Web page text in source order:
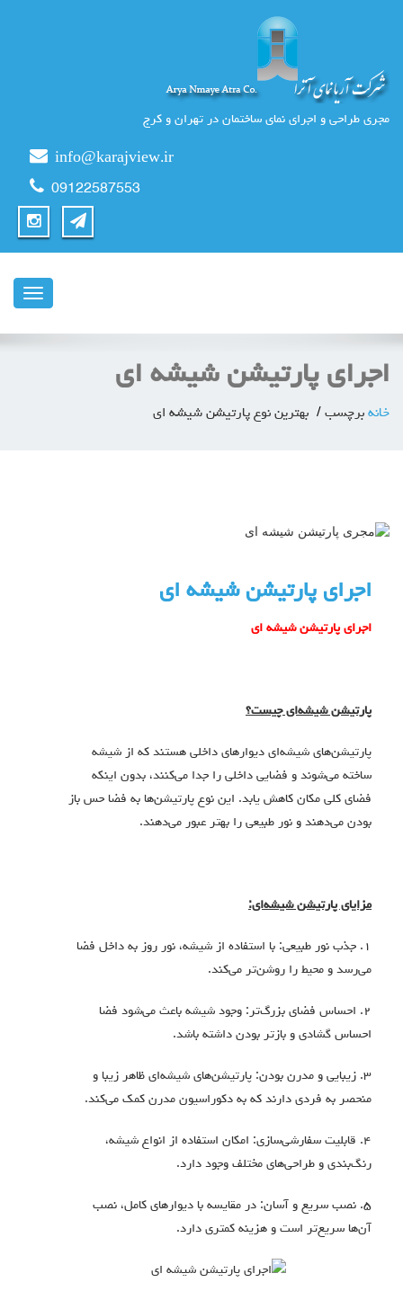
مجری طراحی و اجرای نمای ساختمان در تهران و کرج
info@karajview.ir
09122587553
ناوبری
اجرای پارتیشن شیشه ای
خانه برچسب بهترین نوع پارتیشن شیشه ای
اجرای پارتیشن شیشه ای
اجرای پارتیشن شیشه ای
پارتیشن شیشه‌ای چیست؟
پارتیشن‌های شیشه‌ای دیوارهای داخلی هستند که از شیشه
ساخته می‌شوند و فضایی داخلی را جدا می‌کنند، بدون اینکه
فضای کلی مکان کاهش یابد. این نوع پارتیشن‌ها به فضا حس باز
بودن می‌دهند و نور طبیعی را بهتر عبور می‌دهند.
مزایای پارتیشن شیشه‌ای:
۱. جذب نور طبیعی: با استفاده از شیشه، نور روز به داخل فضا
می‌رسد و محیط را روشن‌تر می‌کند.
۲. احساس فضای بزرگ‌تر: وجود شیشه باعث می‌شود فضا
احساس گشادی و بازتر بودن داشته باشد.
۳. زیبایی و مدرن بودن: پارتیشن‌های شیشه‌ای ظاهر زیبا و
منحصر به فردی دارند که به دکوراسیون مدرن کمک می‌کند.
۴. قابلیت سفارشی‌سازی: امکان استفاده از انواع شیشه‌،
رنگ‌بندی و طراحی‌های مختلف وجود دارد.
۵. نصب سریع و آسان: در مقایسه با دیوارهای کامل، نصب
آن‌ها سریع‌تر است و هزینه کمتری دارد.